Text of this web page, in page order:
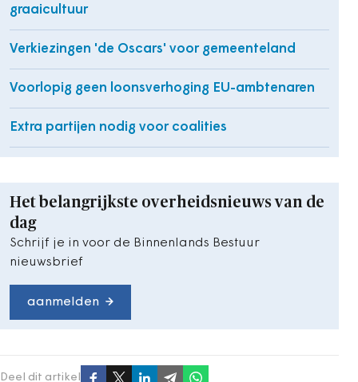
graaicultuur
Verkiezingen 'de Oscars' voor gemeenteland
Voorlopig geen loonsverhoging EU-ambtenaren
Extra partijen nodig voor coalities
Het belangrijkste overheidsnieuws van de
dag
Schrijf je in voor de Binnenlands Bestuur
nieuwsbrief
aanmelden
Deel dit artikel